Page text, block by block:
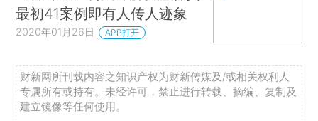
最初41案例即有人传人迹象
2020年01月26日 APP打开
财新网所刊载内容之知识产权为财新传媒及/或相关权利人
专属所有或持有。未经许可，禁止进行转载、摘编、复制及
建立镜像等任何使用。